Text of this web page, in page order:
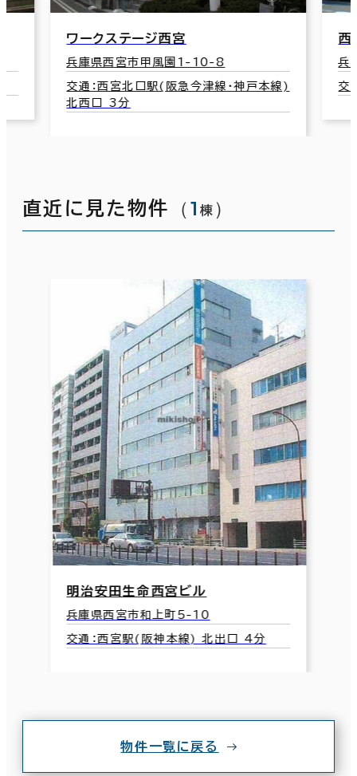
ワークステージ西宮
兵庫県西宮市甲風園1-10-8
交通：西宮北口駅(阪急今津線･神戸本線)
北西口 3分
西
兵
交
直近に見た物件 （1 棟 ）
明治安田生命西宮ビル
兵庫県西宮市和上町5-10
交通：西宮駅(阪神本線) 北出口 4分
物件一覧に戻る